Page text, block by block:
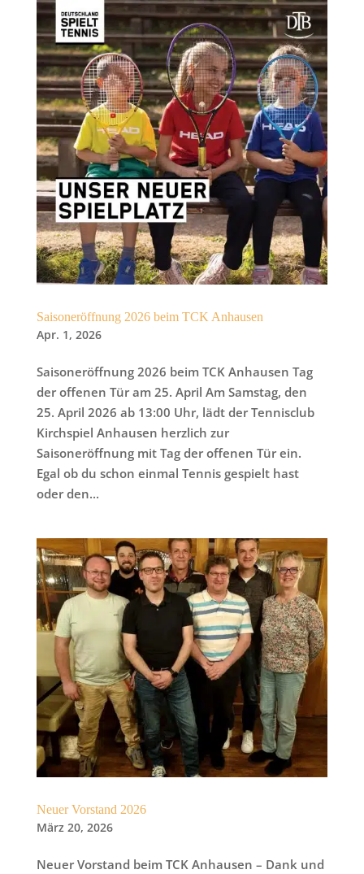
Saisoneröffnung 2026 beim TCK Anhausen
Apr. 1, 2026
Saisoneröffnung 2026 beim TCK Anhausen Tag
der offenen Tür am 25. April Am Samstag, den
25. April 2026 ab 13:00 Uhr, lädt der Tennisclub
Kirchspiel Anhausen herzlich zur
Saisoneröffnung mit Tag der offenen Tür ein.
Egal ob du schon einmal Tennis gespielt hast
oder den...
Neuer Vorstand 2026
März 20, 2026
Neuer Vorstand beim TCK Anhausen – Dank und